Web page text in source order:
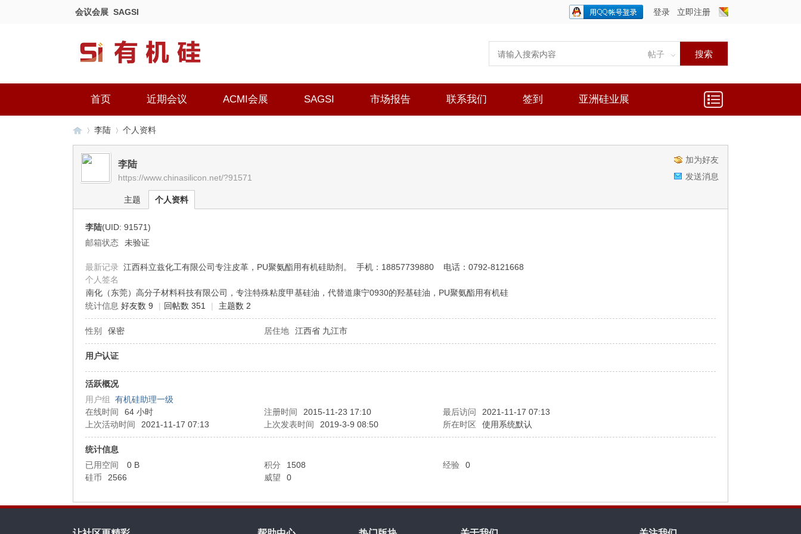
会议会展 SAGSI 登录
立即注册
帖子 搜索
首页 近期会议 ACMI会展 SAGSI 市场报告 联系我们 签到 亚洲硅业展
有›
李陆
›
个人资料
加为好友
发送消息
李陆
https://www.chinasilicon.net/?91571
主题 个人资料
李陆(UID: 91571)
邮箱状态
未验证
最新记录 江西科立兹化工有限公司专注皮革，PU聚氨酯用有机硅助剂。 手机：18857739880 电话：0792-8121668
个人签名
南化（东莞）高分子材料科技有限公司，专注特殊粘度甲基硅油，代替道康宁0930的羟基硅油，PU聚氨酯用有机硅
统计信息 好友数 9 | 回帖数 351 | 主题数 2
性别 保密 居住地 江西省 九江市
用户认证
活跃概况
用户组 有机硅助理一级
在线时间
64 小时 注册时间 2015-11-23 17:10 最后访问
2021-11-17 07:13
上次活动时间
2021-11-17 07:13 上次发表时间 2019-3-9 08:50 所在时区 使用系统默认
统计信息
已用空间
0 B 积分 1508 经验
0
硅币
2566 威望 0